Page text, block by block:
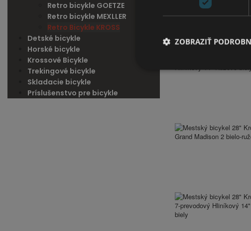
Retro bicykle GOETZE
Retro bicykle MEXLLER
Retro Bicykle KROSS
Detské bicykle
Horské bicykle
Krossové Bicykle
Trekingové bicykle
Skladacie bicykle
Príslušenstvo pre bicykle
Bicykel KROSS 26''
Porovnať výrobok (0)
ZOBRAZIŤ